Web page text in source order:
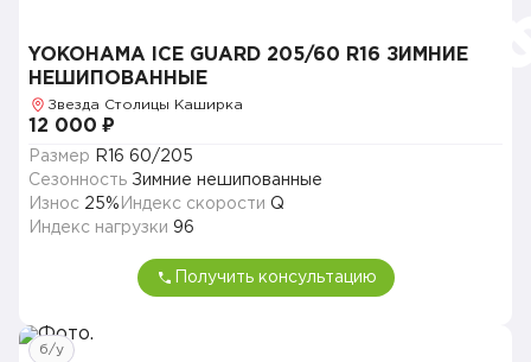
YOKOHAMA ICE GUARD 205/60 R16 ЗИМНИЕ
НЕШИПОВАННЫЕ
Звезда Столицы Каширка
12 000 ₽
Размер
R16 60/205
Сезонность Зимние нешипованные
Износ 25% Индекс скорости Q
Индекс нагрузки 96
Получить консультацию
б/у